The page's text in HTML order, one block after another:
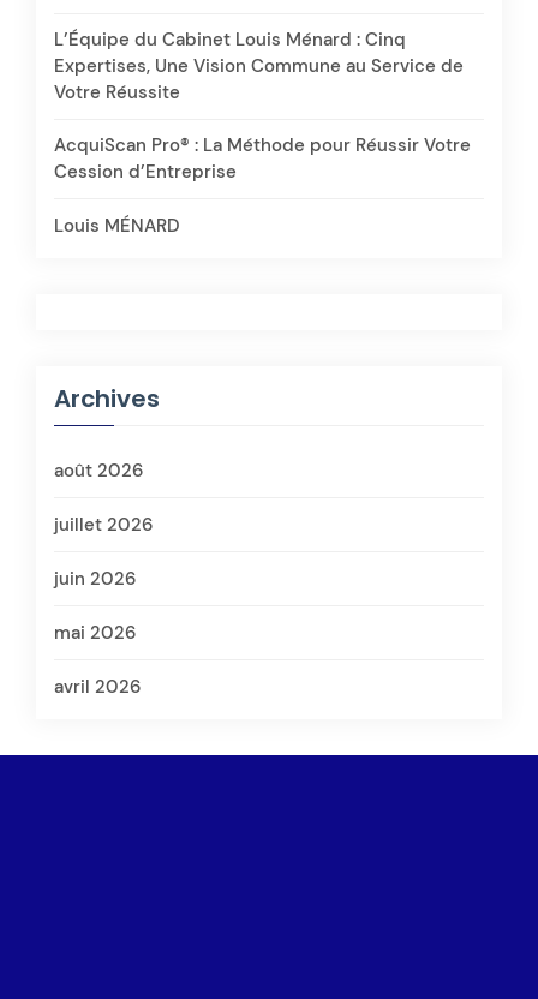
L’Équipe du Cabinet Louis Ménard : Cinq
Expertises, Une Vision Commune au Service de
Votre Réussite
AcquiScan Pro® : La Méthode pour Réussir Votre
Cession d’Entreprise
Louis MÉNARD
Archives
août 2026
juillet 2026
juin 2026
mai 2026
avril 2026